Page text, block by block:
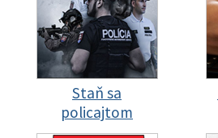
Staň sa
policajtom